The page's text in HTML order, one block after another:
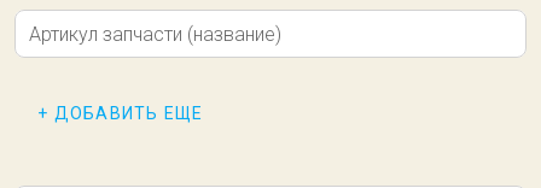
Артикул запчасти (название)
+ ДОБАВИТЬ ЕЩЕ